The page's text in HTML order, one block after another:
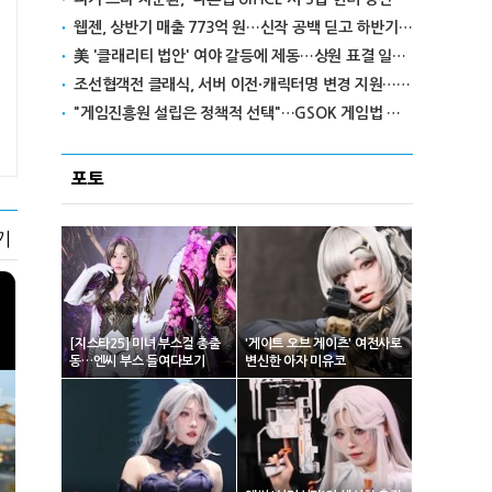
웹젠, 상반기 매출 773억 원…신작 공백 딛고 하반기 반전 노린다
美 '클래리티 법안' 여야 갈등에 제동…상원 표결 일정 불투명
조선협객전 클래식, 서버 이전·캐릭터명 변경 지원…'역질의 들판' 콘텐츠 확장
"게임진흥원 설립은 정책적 선택"…GSOK 게임법 전부개정안 포럼서 제기
포토
[지스타25] 미녀 부스걸 총출
동…엔씨 부스 들여다보기
'게이트 오브 게이츠' 여전사로
변신한 아자 미유코